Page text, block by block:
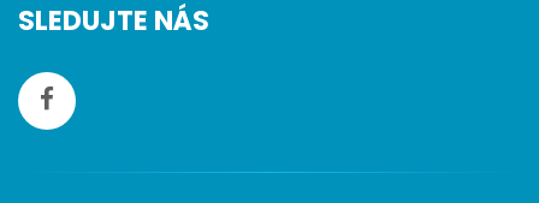
SLEDUJTE NÁS